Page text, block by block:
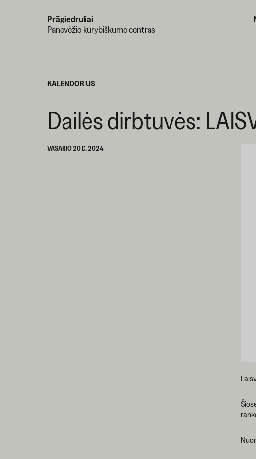
Prãgiedruliai
Panevėžio kūrybiškumo centras
KALENDORIUS
Dailės dirbtuvės:
VASARIO 20 D. 2024